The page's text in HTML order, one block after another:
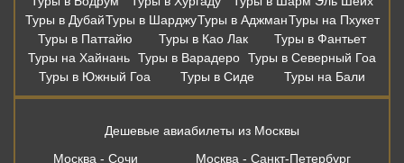
Туры в ДубайТуры в ШарджуТуры в АджманТуры на Пхукет
Туры в Паттайю
Туры в Као Лак
Туры в Фантьет
Туры на Хайнань Туры в Варадеро Туры в Северный Гоа
Туры в Южный Гоа
Туры в Сиде Туры на Бали
Дешевые авиабилеты из Москвы
Москва - Сочи
Москва - Санкт-Петербург